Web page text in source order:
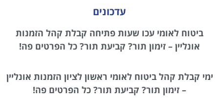
עדכונים
ביטוח לאומי עכו שעות פתיחה קבלת קהל הזמנות
אונליין – זימון תור? קביעת תור? כל הפרטים פה!
ימי קבלת קהל ביטוח לאומי ראשון לציון הזמנות אונליין
– זימון תור? קביעת תור? כל הפרטים פה!